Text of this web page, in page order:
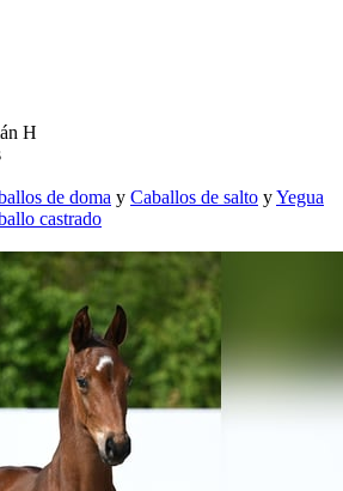
H
de doma y Caballos de salto yYegua
castrado